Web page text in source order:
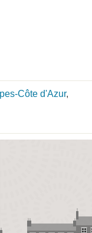
Côte d'Azur,